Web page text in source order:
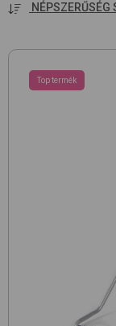
NÉPSZERŰSÉG
Top termék